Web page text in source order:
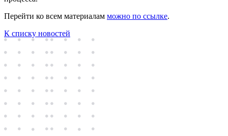
Перейти ко всем материалам можно по ссылке.
К списку новостей